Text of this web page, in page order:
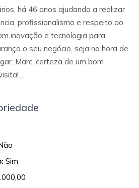
há 46 anos ajudando a realizar
profissionalismo e respeito ao
inovação e tecnologia para
o seu negócio, seja na hora de
Marc, certeza de um bom
Sim